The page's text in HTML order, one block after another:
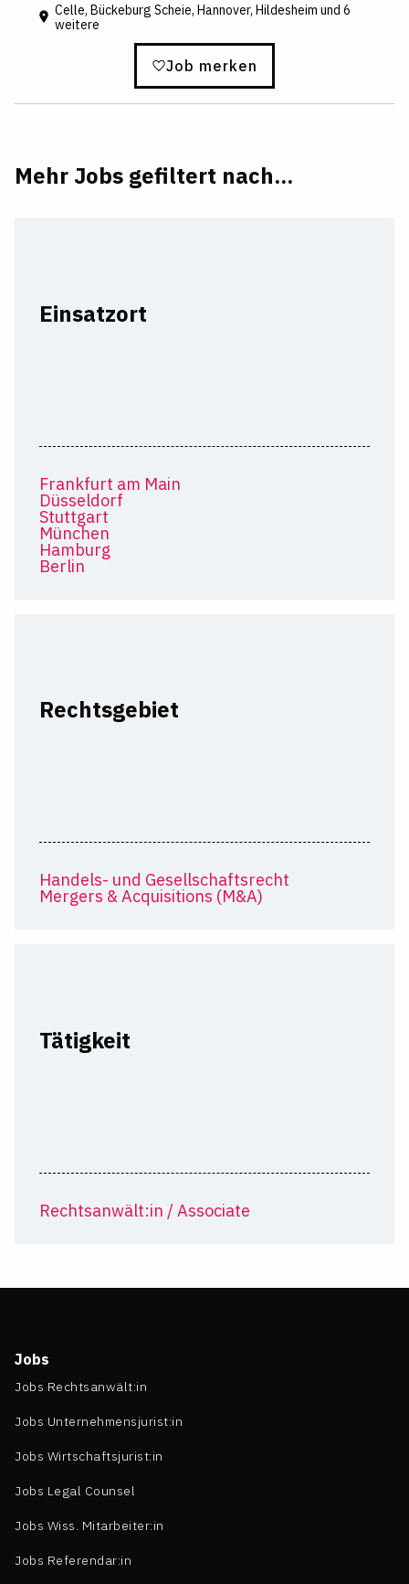
Celle, Bückeburg Scheie, Hannover, Hildesheim und 6
weitere
Job merken
Mehr Jobs gefiltert nach...
Einsatzort
Frankfurt am Main
Düsseldorf
Stuttgart
München
Hamburg
Berlin
Rechtsgebiet
Handels- und Gesellschaftsrecht
Mergers & Acquisitions (M&A)
Tätigkeit
Rechtsanwält:in / Associate
Jobs
Jobs Rechtsanwält:in
Jobs Unternehmensjurist:in
Jobs Wirtschaftsjurist:in
Jobs Legal Counsel
Jobs Wiss. Mitarbeiter:in
Jobs Referendar:in